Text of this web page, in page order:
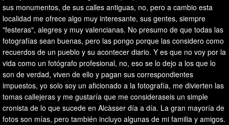
sus monumentos, de sus calles antiguas, no, pero a cambio esta
localidad me ofrece algo muy interesante, sus gentes, siempre
"festeras", alegres y muy valencianas. No presumo de que todas las
fotografías sean buenas, pero las pongo porque las considero como
recuerdos de un pueblo y su acontecer diario. Y es que no voy por la
vida como un fotógrafo profesional, no, eso se lo dejo a los que lo
son de verdad, viven de ello y pagan sus correspondientes
impuestos, yo solo soy un aficionado a la fotografía, me divierten las
tomas callejeras y me gustaría que me consideraseis un simple
cronista de lo que sucede en Alcàsser día a día. La gran mayoría de
fotos son mías, pero también incluyo algunas de mi familia y amigos.